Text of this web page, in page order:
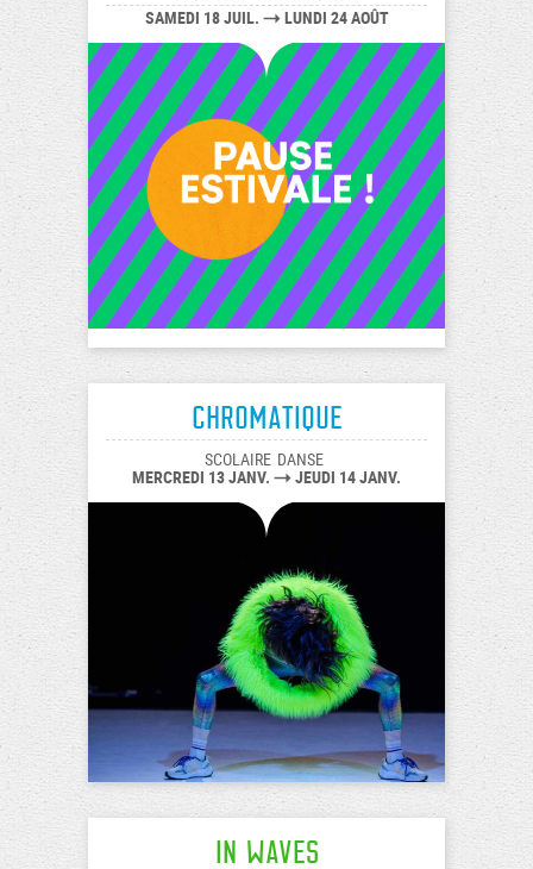
SAMEDI 18 JUIL. LUNDI 24 AOÛT
Chromatique
SCOLAIRE DANSE
MERCREDI 13 JANV. JEUDI 14 JANV.
In Waves